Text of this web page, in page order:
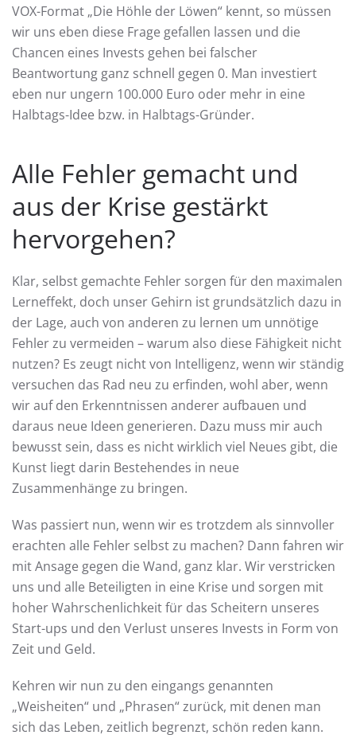
VOX-Format „Die Höhle der Löwen“ kennt, so müssen
wir uns eben diese Frage gefallen lassen und die
Chancen eines Invests gehen bei falscher
Beantwortung ganz schnell gegen 0. Man investiert
eben nur ungern 100.000 Euro oder mehr in eine
Halbtags-Idee bzw. in Halbtags-Gründer.
Alle Fehler gemacht und
aus der Krise gestärkt
hervorgehen?
Klar, selbst gemachte Fehler sorgen für den maximalen
Lerneffekt, doch unser Gehirn ist grundsätzlich dazu in
der Lage, auch von anderen zu lernen um unnötige
Fehler zu vermeiden – warum also diese Fähigkeit nicht
nutzen? Es zeugt nicht von Intelligenz, wenn wir ständig
versuchen das Rad neu zu erfinden, wohl aber, wenn
wir auf den Erkenntnissen anderer aufbauen und
daraus neue Ideen generieren. Dazu muss mir auch
bewusst sein, dass es nicht wirklich viel Neues gibt, die
Kunst liegt darin Bestehendes in neue
Zusammenhänge zu bringen.
Was passiert nun, wenn wir es trotzdem als sinnvoller
erachten alle Fehler selbst zu machen? Dann fahren wir
mit Ansage gegen die Wand, ganz klar. Wir verstricken
uns und alle Beteiligten in eine Krise und sorgen mit
hoher Wahrschenlichkeit für das Scheitern unseres
Start-ups und den Verlust unseres Invests in Form von
Zeit und Geld.
Kehren wir nun zu den eingangs genannten
„Weisheiten“ und „Phrasen“ zurück, mit denen man
sich das Leben, zeitlich begrenzt, schön reden kann.